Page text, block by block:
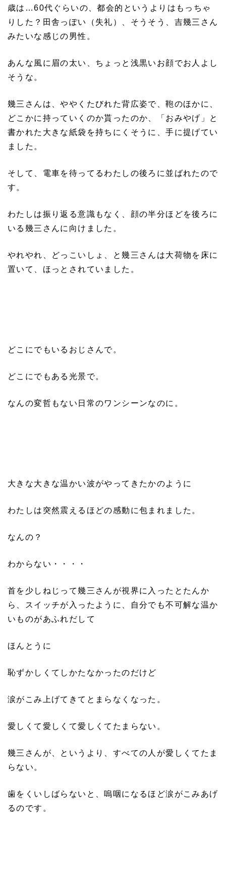
歳は…60代ぐらいの、都会的というよりはもっちゃ
りした？田舎っぽい（失礼）、そうそう、吉幾三さん
みたいな感じの男性。
あんな風に眉の太い、ちょっと浅黒いお顔でお人よし
そうな。
幾三さんは、ややくたびれた背広姿で、鞄のほかに、
どこかに持っていくのか貰ったのか、「おみやげ」と
書かれた大きな紙袋を持ちにくそうに、手に提げてい
ました。
そして、電車を待ってるわたしの後ろに並ばれたので
す。
わたしは振り返る意識もなく、顔の半分ほどを後ろに
いる幾三さんに向けました。
やれやれ、どっこいしょ、と幾三さんは大荷物を床に
置いて、ほっとされていました。
どこにでもいるおじさんで。
どこにでもある光景で。
なんの変哲もない日常のワンシーンなのに。
大きな大きな温かい波がやってきたかのように
わたしは突然震えるほどの感動に包まれました。
なんの？
わからない・・・・
首を少しねじって幾三さんが視界に入ったとたんか
ら、スイッチが入ったように、自分でも不可解な温か
いものがあふれだして
ほんとうに
恥ずかしくてしかたなかったのだけど
涙がこみ上げてきてとまらなくなった。
愛しくて愛しくて愛しくてたまらない。
幾三さんが、というより、すべての人が愛しくてたま
らない。
歯をくいしばらないと、嗚咽になるほど涙がこみあげ
るのです。